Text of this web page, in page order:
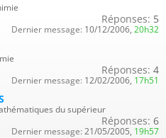
Réponses: 5
Dernier message: 10/12/2006, 20h32
Réponses: 4
Dernier message: 12/02/2006, 17h51
du supérieur
Réponses: 6
Dernier message: 21/05/2005, 19h57